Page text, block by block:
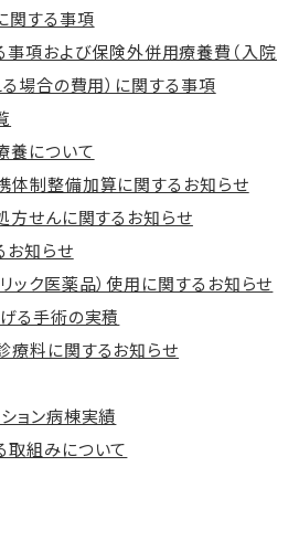
関する事項
項および保険外併用療養費（入院
場合の費用）に関する事項
養について
体制整備加算に関するお知らせ
方せんに関するお知らせ
お知らせ
ック医薬品）使用に関するお知らせ
る手術の実積
療料に関するお知らせ
ョン病棟実績
取組みについて